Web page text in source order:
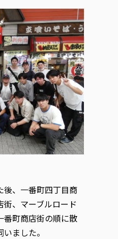
ト等）
（国見キャンパス）
の2に基づく情報公開
況報告書
学専攻 修士課程
学専攻 博士課程
学専攻 修士課程
修士課程
科 社会福祉学専攻 修士課程
科 福祉心理学専攻 修士課程
学院）
のみ履修可能）
のみ受講可能）
ンシップ検索サイト（キャリタス
へのご協力のお願い
流の活動
ポジトリ
ジトリ
ー特別支援教育研究年報一覧
ス方針
デジタルデバイド解消に向けた産
車いす開発
行学一如」の実践
書
える』次世代塾」
協定
定
ミナー
ム
後、一番町四丁目商
、マーブルロード
番町商店街の順に散
ました。